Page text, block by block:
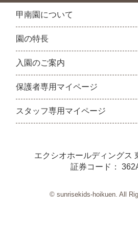
甲南園について
園の特長
入園のご案内
保護者専用マイページ
スタッフ専用マイページ
エクシオホールディングス
証券コード：
© sunrisekids-hoikuen. All